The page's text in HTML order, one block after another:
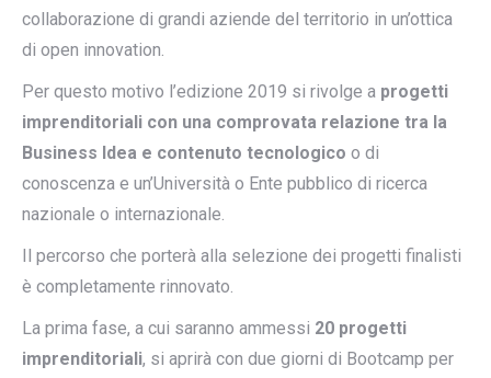
collaborazione di grandi aziende del territorio in un’ottica
di open innovation.
Per questo motivo l’edizione 2019 si rivolge a progetti
imprenditoriali con una comprovata relazione tra la
Business Idea e contenuto tecnologico o di
conoscenza e un’Università o Ente pubblico di ricerca
nazionale o internazionale.
Il percorso che porterà alla selezione dei progetti finalisti
è completamente rinnovato.
La prima fase, a cui saranno ammessi 20 progetti
imprenditoriali, si aprirà con due giorni di Bootcamp per